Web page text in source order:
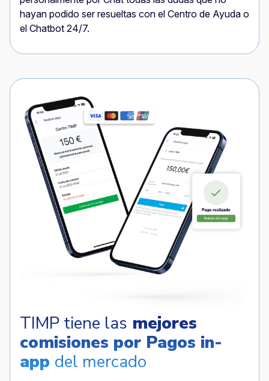
hayan podido ser resueltas con el Centro de Ayuda o
el Chatbot 24/7.
TIMP tiene las mejores
comisiones por Pagos in-
app del mercado